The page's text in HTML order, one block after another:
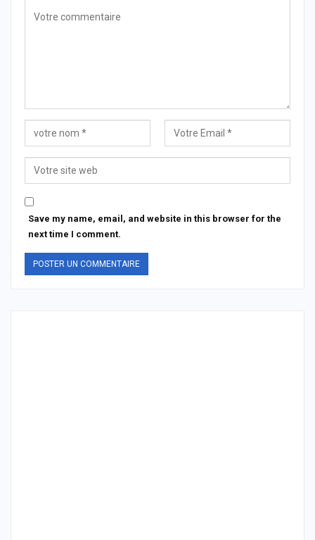
Save my name, email, and website in this browser for the
next time I comment.